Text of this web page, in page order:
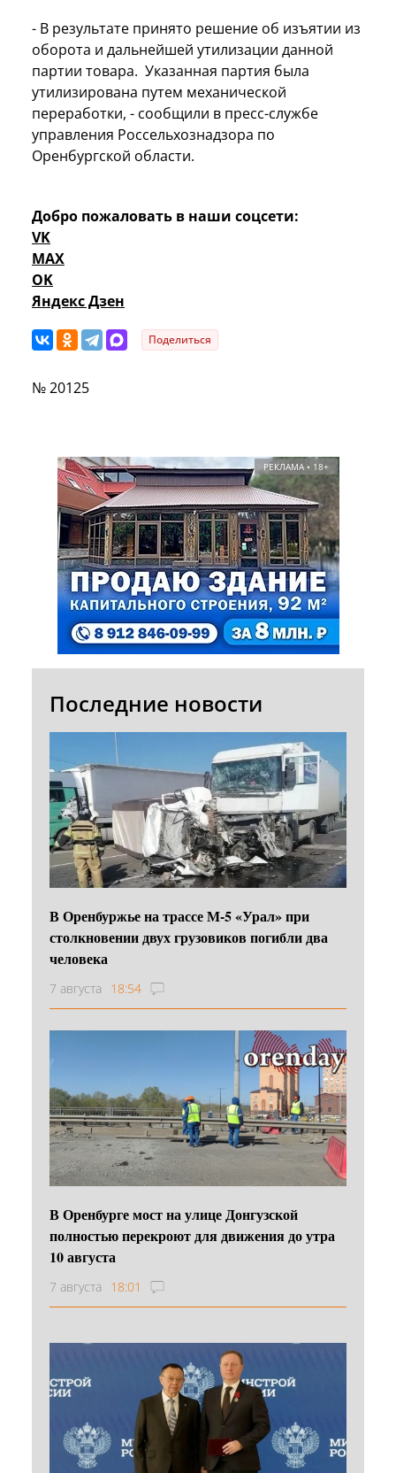
- В результате принято решение об изъятии из
оборота и дальнейшей утилизации данной
партии товара. Указанная партия была
утилизирована путем механической
переработки, - сообщили в пресс-службе
управления Россельхознадзора по
Оренбургской области.
Добро пожаловать в наши соцсети:
VK
MAX
OK
Яндекс Дзен
Поделиться
№ 20125
РЕКЛАМА • 18+
Последние новости
В Оренбуржье на трассе М-5 «Урал» при
столкновении двух грузовиков погибли два
человека
7 августа 18:54
В Оренбурге мост на улице Донгузской
полностью перекроют для движения до утра
10 августа
7 августа 18:01